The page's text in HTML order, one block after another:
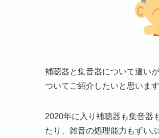
補聴器と集音器について違い
ついてご紹介したいと思います
2020年に入り補聴器も集音器
たり、雑音の処理能力もずい